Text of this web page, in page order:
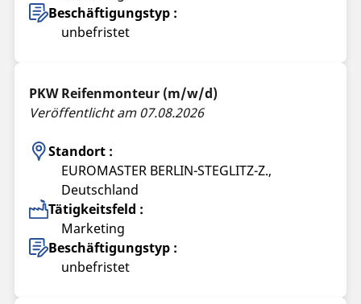
Beschäftigungstyp :
unbefristet
PKW Reifenmonteur (m/w/d)
Veröffentlicht am 07.08.2026
Standort :
EUROMASTER BERLIN-STEGLITZ-Z.,
Deutschland
Tätigkeitsfeld :
Marketing
Beschäftigungstyp :
unbefristet